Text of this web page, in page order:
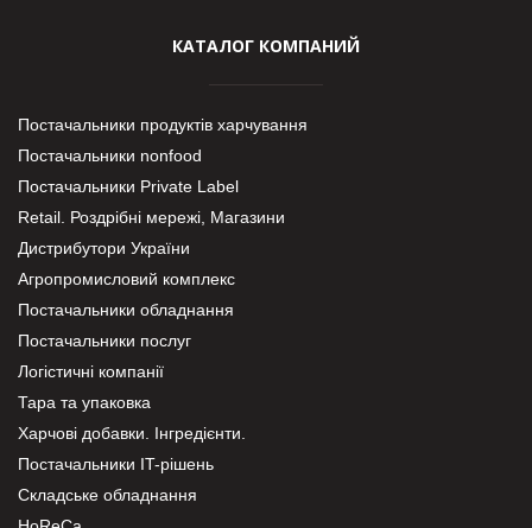
КАТАЛОГ КОМПАНИЙ
Постачальники продуктів харчування
Постачальники nonfood
Постачальники Private Label
Retail. Роздрібні мережі, Магазини
Дистрибутори України
Агропромисловий комплекс
Постачальники обладнання
Постачальники послуг
Логістичні компанії
Тара та упаковка
Харчові добавки. Інгредієнти.
Постачальники IT-рішень
Складське обладнання